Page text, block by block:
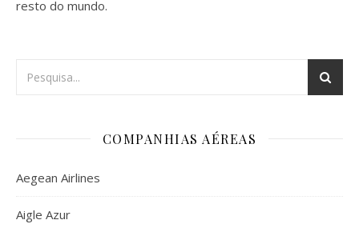
resto do mundo.
COMPANHIAS AÉREAS
Aegean Airlines
Aigle Azur